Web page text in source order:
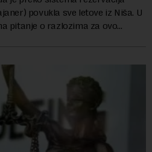
povukla sve letove iz Niša. U
pitanje o razlozima za ovo